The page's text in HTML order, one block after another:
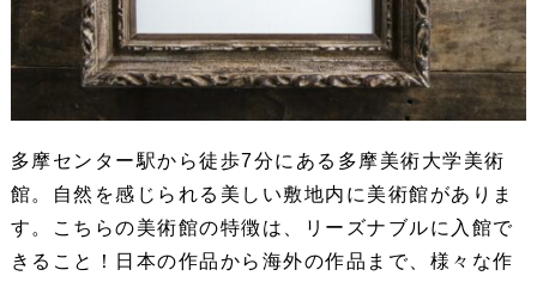
多摩センター駅から徒歩7分にある多摩美術大学美術
館。自然を感じられる美しい敷地内に美術館がありま
す。こちらの美術館の特徴は、リーズナブルに入館で
きること！日本の作品から海外の作品まで、様々な作